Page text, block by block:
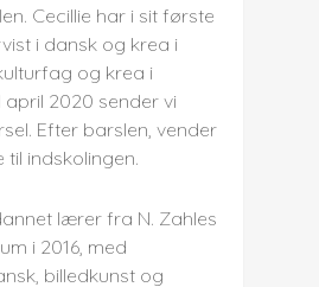
Cecillie har i sit første
i dansk og krea i
og krea i
april 2020 sender vi
Efter barslen, vender
til indskolingen.
lærer fra N. Zahles
i 2016, med
billedkunst og